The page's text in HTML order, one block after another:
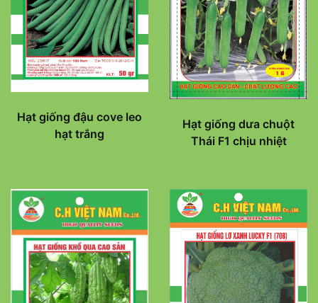
Hạt giống đậu cove leo
hạt trắng
Hạt giống dưa chuột
Thái F1 chịu nhiệt